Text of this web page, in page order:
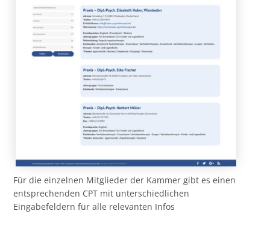
Für die einzelnen Mitglieder der Kammer gibt es einen
entsprechenden CPT mit unterschiedlichen
Eingabefeldern für alle relevanten Infos